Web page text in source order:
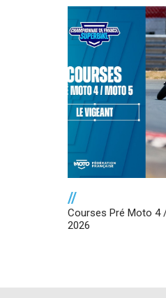
//
Courses Pré Moto 4
2026